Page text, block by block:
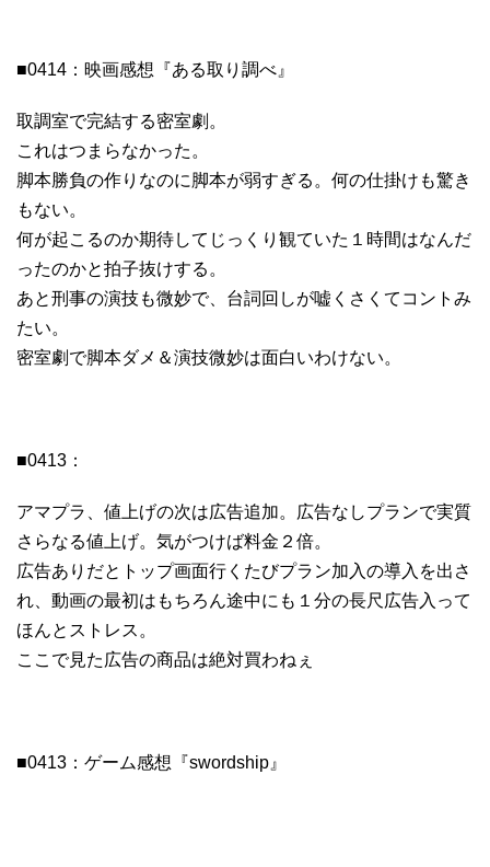
■0414：映画感想『ある取り調べ』
取調室で完結する密室劇。
これはつまらなかった。
脚本勝負の作りなのに脚本が弱すぎる。何の仕掛けも驚き
もない。
何が起こるのか期待してじっくり観ていた１時間はなんだ
ったのかと拍子抜けする。
あと刑事の演技も微妙で、台詞回しが嘘くさくてコントみ
たい。
密室劇で脚本ダメ＆演技微妙は面白いわけない。
■0413：
アマプラ、値上げの次は広告追加。広告なしプランで実質
さらなる値上げ。気がつけば料金２倍。
広告ありだとトップ画面行くたびプラン加入の導入を出さ
れ、動画の最初はもちろん途中にも１分の長尺広告入って
ほんとストレス。
ここで見た広告の商品は絶対買わねぇ
■0413：ゲーム感想『swordship』